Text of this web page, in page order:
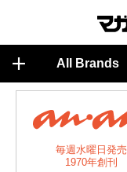
All Brands
毎週水曜日発売
1970年創刊